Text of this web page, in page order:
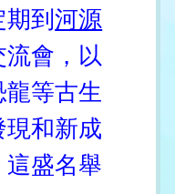
期到河源
會，以
等古生
和新成
盛名舉